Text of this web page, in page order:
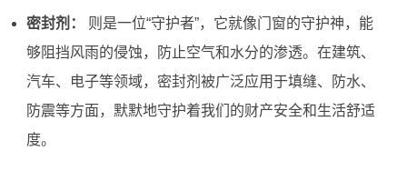
密封剂：
则是一位“守护者”，它就像门窗的守护神，能
够阻挡风雨的侵蚀，防止空气和水分的渗透。在建筑、
汽车、电子等领域，密封剂被广泛应用于填缝、防水、
防震等方面，默默地守护着我们的财产安全和生活舒适
度。